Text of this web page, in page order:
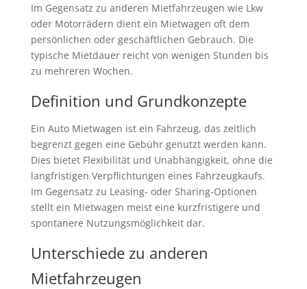
Im Gegensatz zu anderen Mietfahrzeugen wie Lkw
oder Motorrädern dient ein Mietwagen oft dem
persönlichen oder geschäftlichen Gebrauch. Die
typische Mietdauer reicht von wenigen Stunden bis
zu mehreren Wochen.
Definition und Grundkonzepte
Ein Auto Mietwagen ist ein Fahrzeug, das zeitlich
begrenzt gegen eine Gebühr genutzt werden kann.
Dies bietet Flexibilität und Unabhängigkeit, ohne die
langfristigen Verpflichtungen eines Fahrzeugkaufs.
Im Gegensatz zu Leasing- oder Sharing-Optionen
stellt ein Mietwagen meist eine kurzfristigere und
spontanere Nutzungsmöglichkeit dar.
Unterschiede zu anderen
Mietfahrzeugen